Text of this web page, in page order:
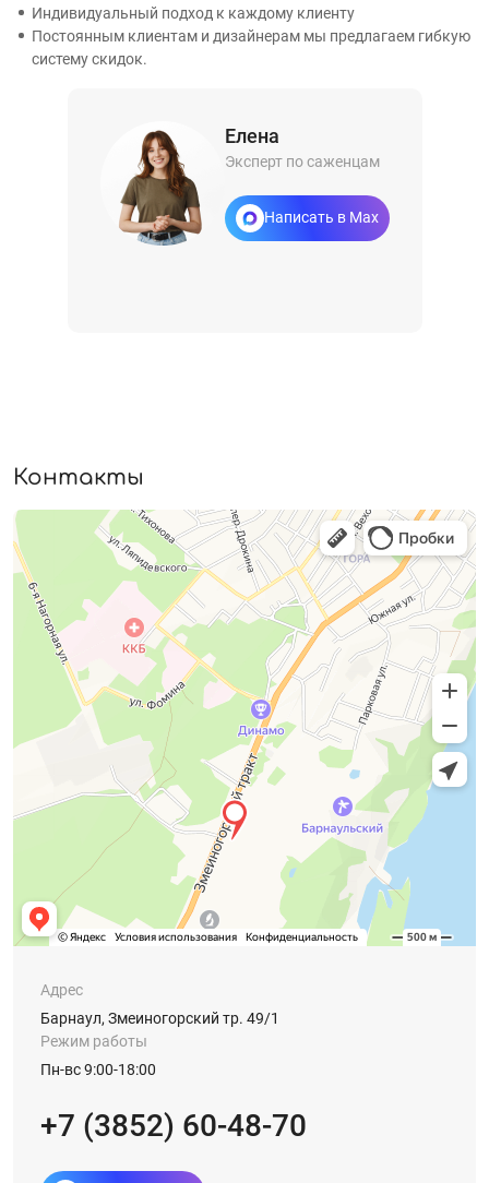
Индивидуальный подход к каждому клиенту
Постоянным клиентам и дизайнерам мы предлагаем гибкую
систему скидок.
Елена
Эксперт по саженцам
Написать в Max
Контакты
Адрес
Барнаул, Змеиногорский тр. 49/1
Режим работы
Пн-вс 9:00-18:00
+7 (3852) 60-48-70